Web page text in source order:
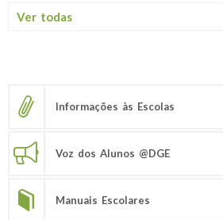
Ver todas
Informações às Escolas
Voz dos Alunos @DGE
Manuais Escolares